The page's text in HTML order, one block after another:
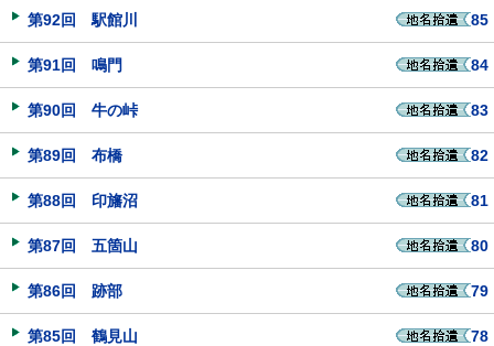
第92回 駅館川 85
第91回 鳴門 84
第90回 牛の峠 83
第89回 布橋 82
第88回 印旛沼 81
第87回 五箇山 80
第86回 跡部 79
第85回 鶴見山 78